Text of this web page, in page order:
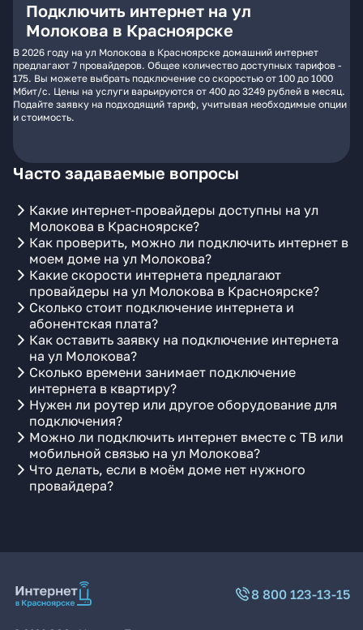
Подключить интернет на ул
Молокова в Красноярске
В 2026 году на ул Молокова в Красноярске домашний интернет
предлагают 7 провайдеров. Общее количество доступных тарифов -
175. Вы можете выбрать подключение со скоростью от 100 до 1000
Мбит/с. Цены на услуги варьируются от 400 до 3249 рублей в месяц.
Подайте заявку на подходящий тариф, учитывая необходимые опции
и стоимость.
Часто задаваемые вопросы
Какие интернет-провайдеры доступны на ул
Молокова в Красноярске?
Как проверить, можно ли подключить интернет в
моем доме на ул Молокова?
Какие скорости интернета предлагают
провайдеры на ул Молокова в Красноярске?
Сколько стоит подключение интернета и
абонентская плата?
Как оставить заявку на подключение интернета
на ул Молокова?
Сколько времени занимает подключение
интернета в квартиру?
Нужен ли роутер или другое оборудование для
подключения?
Можно ли подключить интернет вместе с ТВ или
мобильной связью на ул Молокова?
Что делать, если в моём доме нет нужного
провайдера?
8 800 123-13-15